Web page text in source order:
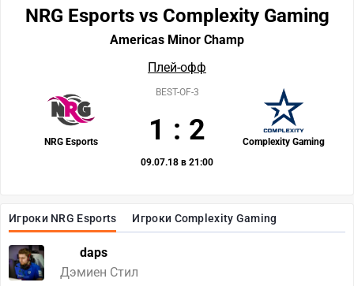
Игроки NRG Esports Игроки Complexity Gaming
daps
Дэмиен Стил
NRG Esports vs Complexity Gaming
Americas Minor Champ
Плей-офф
NRG Esports Complexity Gaming
BEST-OF-3
1 : 2
09.07.18 в 21:00